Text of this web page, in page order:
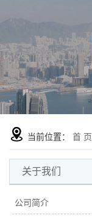
当前位置： 首 页
关于我们
公司简介